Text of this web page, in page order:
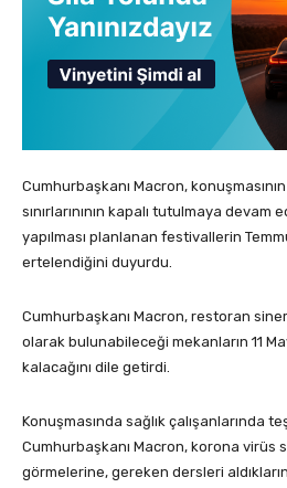
Cumhurbaşkanı Macron,
sınırlarınının kapalı tutulmaya
yapılması planlanan festivallerin
ertelendiğini duyurdu.
Cumhurbaşkanı Macron, restoran
olarak bulunabileceği mekanların 11
kalacağını dile getirdi.
Konuşmasında sağlık çalışanlarında
Cumhurbaşkanı Macron, korona virüs
görmelerine, gereken dersleri